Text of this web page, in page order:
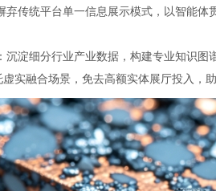
弃传统平台单一信息展示模式，以智能
沉淀细分行业产业数据，构建专业知识
实融合场景，免去高额实体展厅投入，